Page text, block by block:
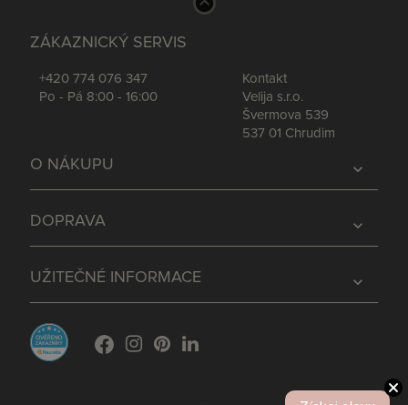
ZÁKAZNICKÝ SERVIS
+420 774 076 347
Po - Pá 8:00 - 16:00
Kontakt
Velija s.r.o.
Švermova 539
537 01 Chrudim
expand_more
O NÁKUPU
expand_more
DOPRAVA
expand_more
UŽITEČNÉ INFORMACE